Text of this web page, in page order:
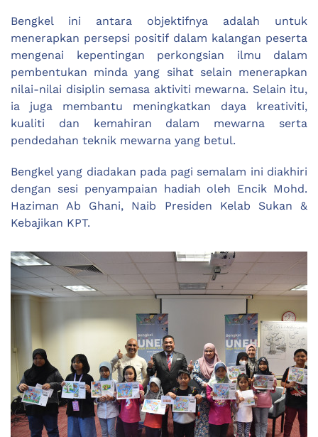
Bengkel ini antara objektifnya adalah untuk
menerapkan persepsi positif dalam kalangan peserta
mengenai kepentingan perkongsian ilmu dalam
pembentukan minda yang sihat selain menerapkan
nilai-nilai disiplin semasa aktiviti mewarna. Selain itu,
ia juga membantu meningkatkan daya kreativiti,
kualiti dan kemahiran dalam mewarna serta
pendedahan teknik mewarna yang betul.
Bengkel yang diadakan pada pagi semalam ini diakhiri
dengan sesi penyampaian hadiah oleh Encik Mohd.
Haziman Ab Ghani, Naib Presiden Kelab Sukan &
Kebajikan KPT.